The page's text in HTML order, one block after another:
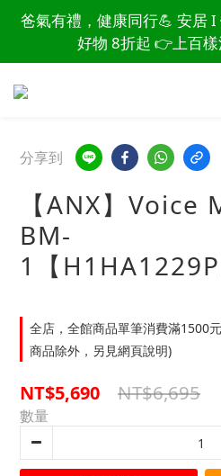
讀懂爸爸總說「不用買」
思，找回他的
爸氣有禮，健康同行💪 安居
好物 8折起 👉上百
讀懂爸爸總說「不用買」
思，找回他的
分享到
【ANX】Voice
BM-
1【
全店，全館商品單筆消費滿1500
商品除外，另見網頁說明)
NT$5,690 NT$6,695
數量